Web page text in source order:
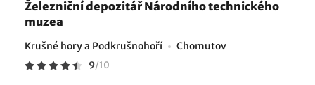
Železniční depozitář Národního technického
muzea
Krušné hory a Podkrušnohoří Chomutov
9/10